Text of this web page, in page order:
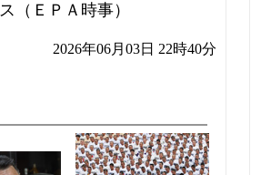
（ＥＰＡ時事）
2026年06月03日 22時40分